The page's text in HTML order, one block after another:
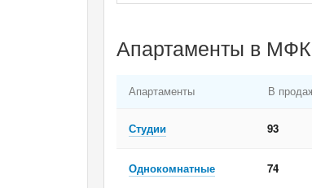
Апартаменты в
Апартаменты В
Студии 93
Однокомнатные 74